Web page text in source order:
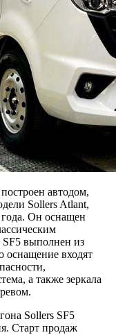
автодом,
Sollers Atlant,
Он оснащен
SF5 выполнен из
оснащение входят
а также зеркала
Sollers SF5
Старт продаж